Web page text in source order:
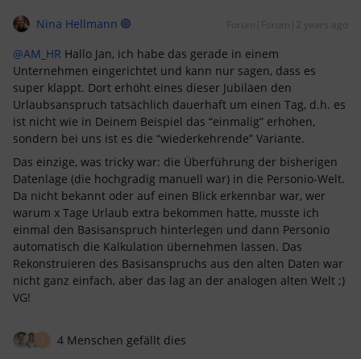
Nina Hellmann Forum|Forum|2 years ago
@AM_HR Hallo Jan, ich habe das gerade in einem
Unternehmen eingerichtet und kann nur sagen, dass es
super klappt. Dort erhöht eines dieser Jubiläen den
Urlaubsanspruch tatsächlich dauerhaft um einen Tag, d.h. es
ist nicht wie in Deinem Beispiel das “einmalig” erhöhen,
sondern bei uns ist es die “wiederkehrende” Variante.
Das einzige, was tricky war: die Überführung der bisherigen
Datenlage (die hochgradig manuell war) in die Personio-Welt.
Da nicht bekannt oder auf einen Blick erkennbar war, wer
warum x Tage Urlaub extra bekommen hatte, musste ich
einmal den Basisanspruch hinterlegen und dann Personio
automatisch die Kalkulation übernehmen lassen. Das
Rekonstruieren des Basisanspruchs aus den alten Daten war
nicht ganz einfach, aber das lag an der analogen alten Welt ;)
VG!
4 Menschen gefällt dies